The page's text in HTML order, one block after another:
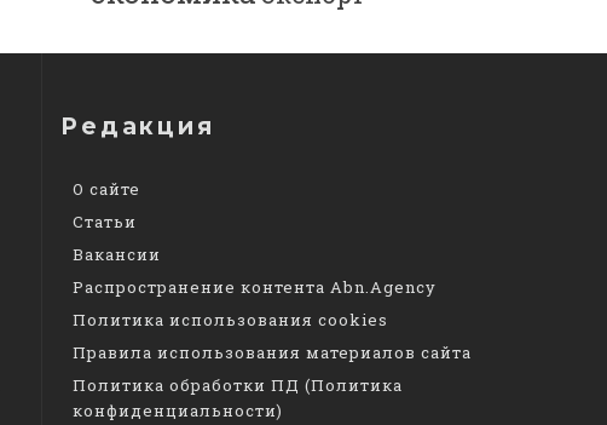
Редакция
О сайте
Статьи
Вакансии
Распространение контента Abn.Agency
Политика использования cookies
Правила использования материалов сайта
Политика обработки ПД (Политика
конфиденциальности)